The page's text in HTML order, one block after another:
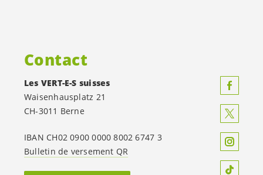
Contact
Les VERT-E-S suisses
Waisenhausplatz 21
CH-3011 Berne
IBAN CH02 0900 0000 8002 6747 3
Bulletin de versement QR